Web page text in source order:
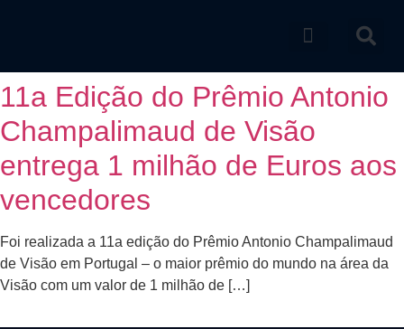
11a Edição do Prêmio Antonio
Champalimaud de Visão
entrega 1 milhão de Euros aos
vencedores
Foi realizada a 11a edição do Prêmio Antonio Champalimaud
de Visão em Portugal – o maior prêmio do mundo na área da
Visão com um valor de 1 milhão de […]